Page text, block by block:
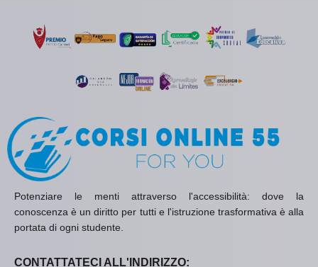
Potenziare le menti attraverso l'accessibilità: dove la
conoscenza è un diritto per tutti e l'istruzione trasformativa è alla
portata di ogni studente.
CONTATTATECI ALL'INDIRIZZO: